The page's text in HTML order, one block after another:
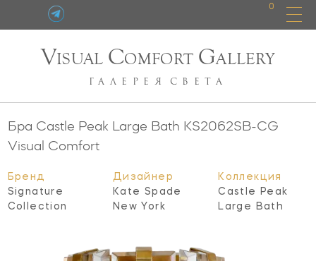
0
VISUAL COMFORT GALLERY
ГАЛЕРЕЯ СВЕТА
Бра Castle Peak Large Bath KS2062SB-CG
Visual Comfort
Бренд
Signature
Collection
Дизайнер
Kate Spade
New York
Коллекция
Castle Peak
Large Bath